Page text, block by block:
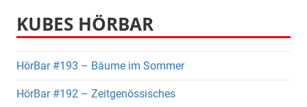
KUBES HÖRBAR
HörBar #193 – Bäume im Sommer
HörBar #192 – Zeitgenössisches